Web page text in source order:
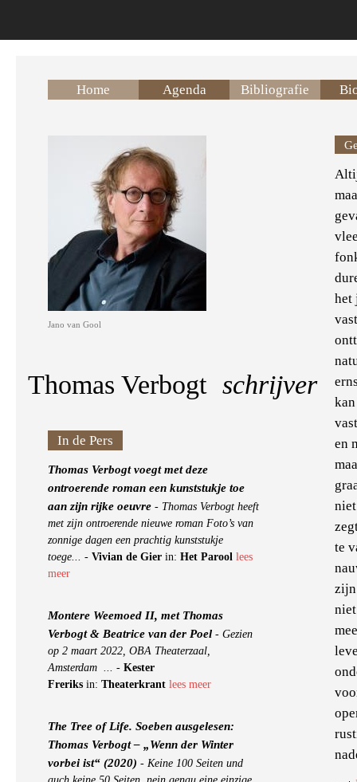
Home Agenda Bibliografie
Jano van Gool
Thomas Verbogt schrijver
In de Pers
Thomas Verbogt voegt met deze
ontroerende roman een kunststukje toe
aan zijn rijke oeuvre - Thomas Verbogt heeft
met zijn ontroerende nieuwe roman Foto’s van
zonnige dagen een prachtig kunststukje
toege... - Vivian de Gier in: Het Parool lees
meer
Montere Weemoed II, met Thomas
Verbogt & Beatrice van der Poel - Gezien
op 2 maart 2022, OBA Theaterzaal,
Amsterdam ... - Kester
Freriks in: Theaterkrant lees meer
The Tree of Life. Soeben ausgelesen:
Thomas Verbogt – „Wenn der Winter
vorbei ist“ (2020) - Keine 100 Seiten und
het
en
te